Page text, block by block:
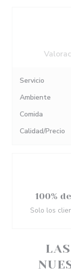
Servicio
Ambiente
Comida
Calidad/Precio
100%
Solo los